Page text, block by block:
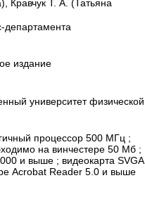
Кравчук Т. А. (Татьяна
департамента
издание
университет физической
процессор 500 МГц ;
на винчестере 50 Мб ;
и выше ; видеокарта SVGA
Acrobat Reader 5.0 и выше